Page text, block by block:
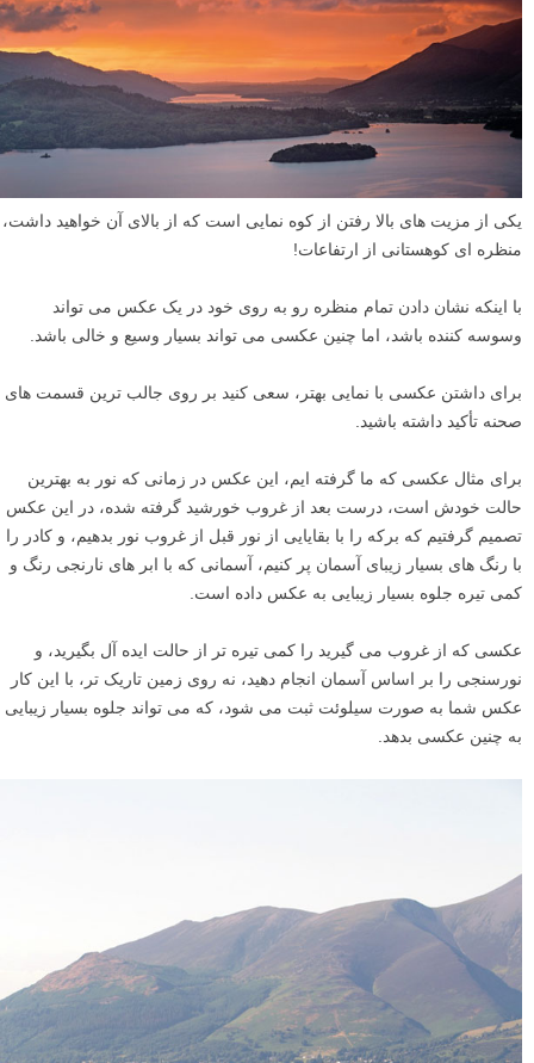
یکی از مزیت های بالا رفتن از کوه نمایی است که از بالای آن خواهید داشت،
منظره ای کوهستانی از ارتفاعات!
با اینکه نشان دادن تمام منظره رو به روی خود در یک عکس می تواند
وسوسه کننده باشد، اما چنین عکسی می تواند بسیار وسیع و خالی باشد.
برای داشتن عکسی با نمایی بهتر، سعی کنید بر روی جالب ترین قسمت های
صحنه تأکید داشته باشید.
برای مثال عکسی که ما گرفته ایم، این عکس در زمانی که نور به بهترین
حالت خودش است، درست بعد از غروب خورشید گرفته شده، در این عکس
تصمیم گرفتیم که برکه را با بقایایی از نور قبل از غروب نور بدهیم، و کادر را
با رنگ های بسیار زیبای آسمان پر کنیم، آسمانی که با ابر های نارنجی رنگ و
کمی تیره جلوه بسیار زیبایی به عکس داده است.
عکسی که از غروب می گیرید را کمی تیره تر از حالت ایده آل بگیرید، و
نورسنجی را بر اساس آسمان انجام دهید، نه روی زمین تاریک تر، با این کار
عکس شما به صورت سیلوئت ثبت می شود، که می تواند جلوه بسیار زیبایی
به چنین عکسی بدهد.